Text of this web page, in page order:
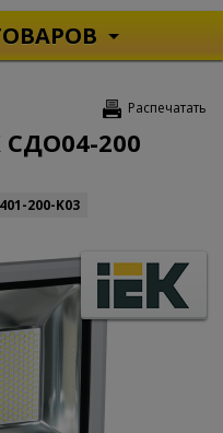
Распечатать
200
200-K03